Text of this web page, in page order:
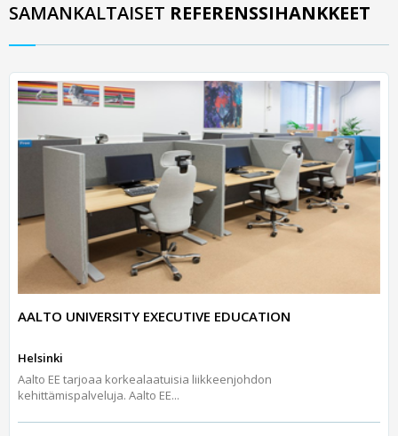
SAMANKALTAISET REFERENSSIHANKKEET
AALTO UNIVERSITY EXECUTIVE EDUCATION
Helsinki
Aalto EE tarjoaa korkealaatuisia liikkeenjohdon
kehittämispalveluja. Aalto EE...